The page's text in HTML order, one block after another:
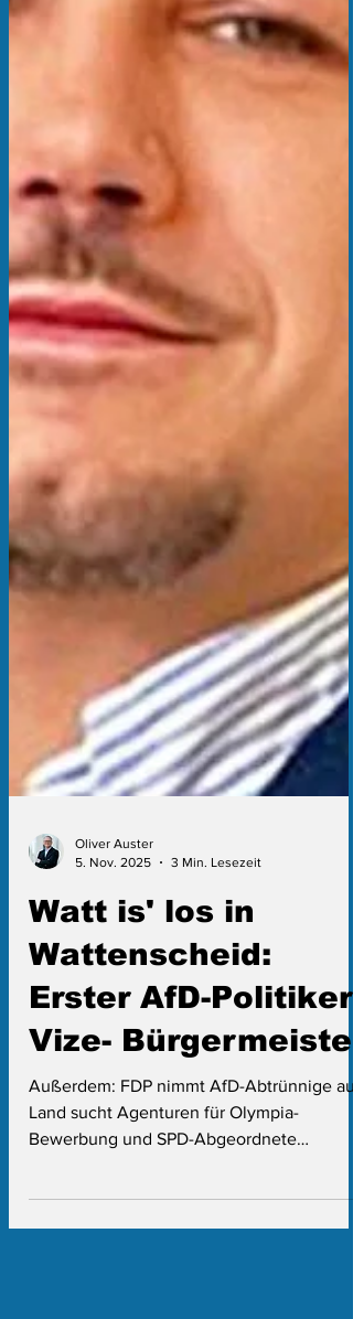
Oliver Auster
5. Nov. 2025
3 Min. Lesezeit
Watt is' los in
Wattenscheid:
Erster AfD-Politiker
Vize- Bürgermeister